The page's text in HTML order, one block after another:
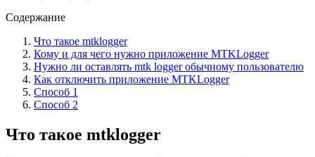
Содержание
Что такое mtklogger
Кому и для чего нужно приложение MTKLogger
Нужно ли оставлять mtk logger обычному пользователю
Как отключить приложение MTKLogger
Способ 1
Способ 2
Что такое mtklogger